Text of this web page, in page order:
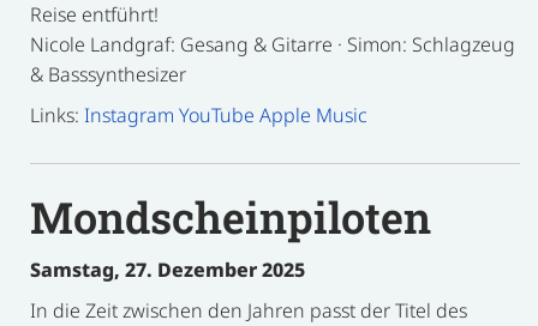
Reise entführt!
Nicole Landgraf: Gesang & Gitarre · Simon: Schlagzeug
& Basssynthesizer
Links: Instagram YouTube Apple Music
Mondscheinpiloten
Samstag, 27. Dezember 2025
In die Zeit zwischen den Jahren passt der Titel des